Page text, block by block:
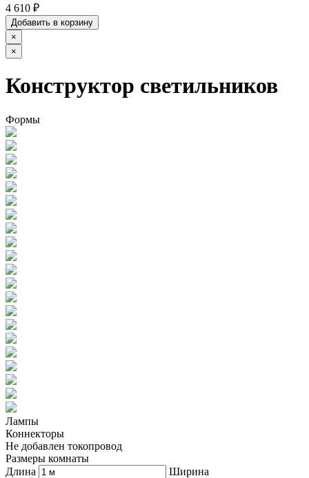
4 610 ₽
Добавить в корзину
×
×
Конструктор светильников
Формы
Лампы
Коннекторы
Не добавлен токопровод
Размеры комнаты
Длина
Ширина